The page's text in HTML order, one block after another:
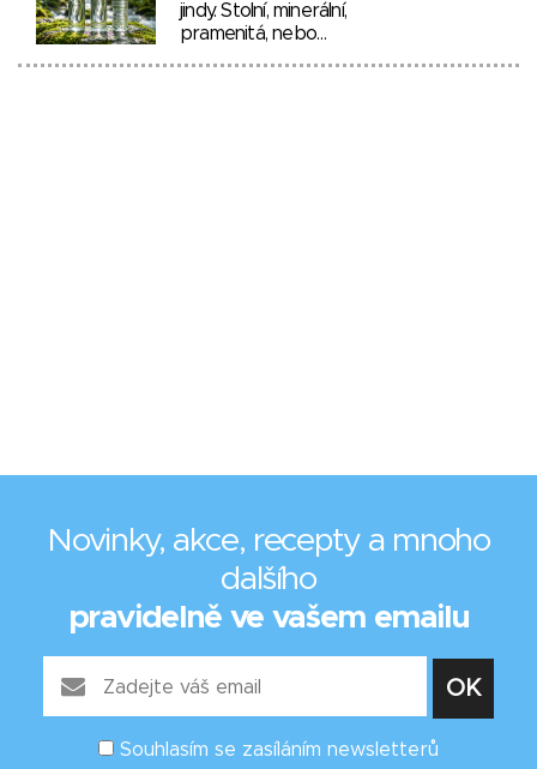
jindy. Stolní, minerální,
pramenitá, nebo…
Novinky, akce, recepty a mnoho
dalšího
pravidelně ve vašem emailu
Souhlasím se zasíláním newsletterů